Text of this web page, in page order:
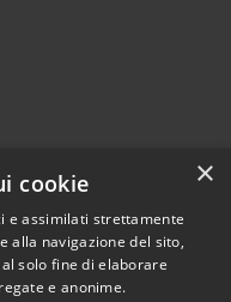
×
cookie
e assimilati strettamente
alla navigazione del sito,
solo fine di elaborare
e anonime.